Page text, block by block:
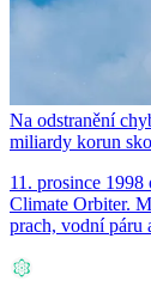
Na odstranění
miliardy korun
11. prosince 1998
Climate Orbiter.
prach, vodní páru